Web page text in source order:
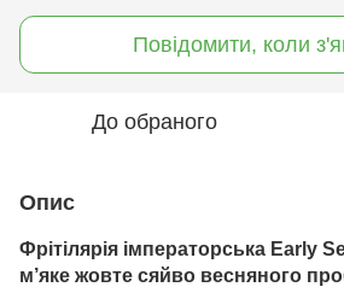
Повідомити, коли
До обраного
Опис
Фрітілярія імператорська Early
м’яке жовте сяйво весняного